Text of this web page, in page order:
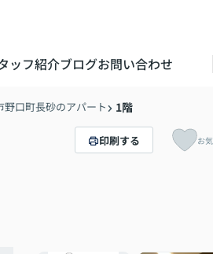
ッフ紹介ブログお問い合わせ
野口町長砂のアパート 1階
印刷する お